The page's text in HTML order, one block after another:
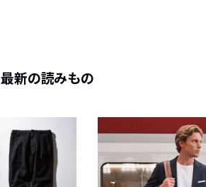
最新の読みもの